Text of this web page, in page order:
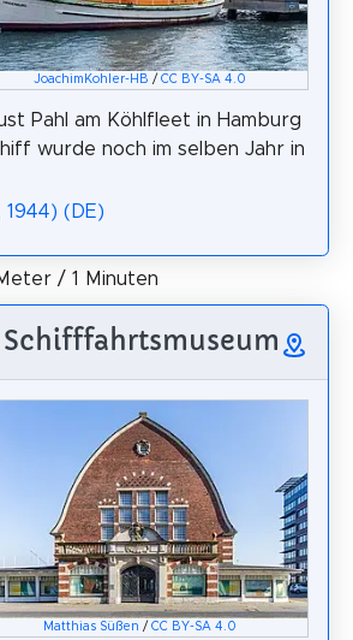
JoachimKohler-HB / CC BY-SA 4.0
Pahl am Köhlfleet in Hamburg
wurde noch im selben Jahr in
(DE)
/ 1 Minuten
Matthias Süßen / CC BY-SA 4.0